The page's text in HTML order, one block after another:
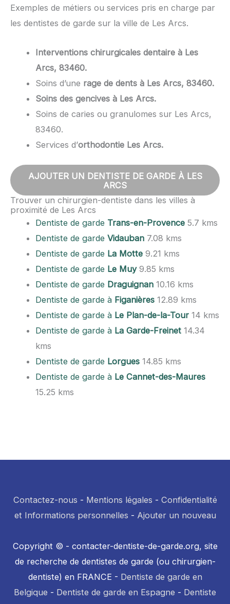
Exemples de métiers ou services pris en charge par
les dentistes de garde sur la ville de Les Arcs.
Interventions chirurgicales dentaire à Les
Arcs, 83460.
Soins d’une rage de dents à Les Arcs, 83460.
Soins des gencives à Les Arcs.
Soins de caries ou granulomes sur Les Arcs,
83460.
Services d’orthodontie Les Arcs.
AJOUTER UN DENTISTE DE GARDE À LES
ARCS
Trouver un chirurgien-dentiste dans les villes à
proximité de Les Arcs
Dentiste de garde Trans-en-Provence 5.7 kms
Dentiste de gardeVidauban 7.08 kms
Dentiste de garde La Motte 9.21 kms
Dentiste de garde Le Muy9.85 kms
Dentiste de garde Draguignan 10.16 kms
Dentiste de garde à Figanières 12.89 kms
Dentiste de garde à Le Plan-de-la-Tour 14 kms
Dentiste de garde à La Garde-Freinet 14.34
kms
Dentiste de garde Lorgues 14.85 kms
Dentiste de garde à Le Cannet-des-Maures
15.25 kms
Contactez-nous - Mentions légales - Confidentialité
et Informations personnelles - Ajouter un nouveau
Copyright © - contacter-dentiste-de-garde.org, site
de recherche de dentistes de garde (ou chirurgien-
dentiste) en FRANCE - Dentiste de garde en
Belgique - Dentiste de garde en Espagne - Dentiste